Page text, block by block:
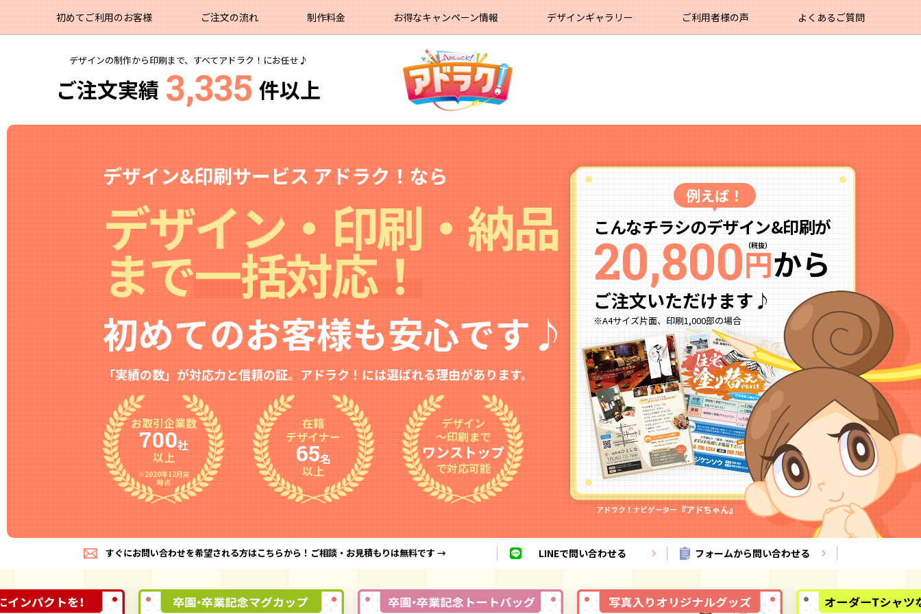
初めてご利用のお客様 ご注文の流れ 制作料金 お得なキャンペーン情報 デザインギャラリー ご利用者様の声 よくあるご質問
デザインの制作から印刷まで、すべてアドラク！にお任せ♪
ご注文実績 3,335 件以上
デザイン&印刷サービス アドラク！なら
デザイン・印刷・納品
まで一括対応！
初めてのお客様も安心です♪
「実績の数」が対応力と信頼の証。 アドラク！には選ばれる理由があります。
お取引企業数
700社
以上
※2020年12月末
時点
在籍
デザイナー
65名
以上
デザイン
〜印刷まで
ワンストップ
で対応可能
例えば！
こんなチラシのデザイン&印刷が
20,800円
（税抜） から
ご注文いただけます♪
※A4サイズ片面、印刷1,000部の場合
すぐにお問い合わせを希望される方はこちらから！ ご相談・お見積もりは無料です → LINEで問い合わせる フォームから問い合わせる